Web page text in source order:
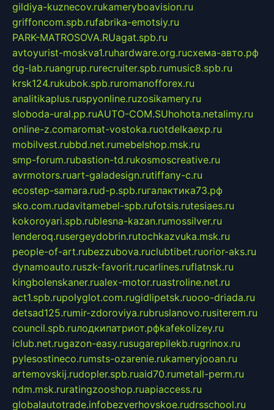
gildiya-kuznecov.rukameryboavision.ru
griffoncom.spb.rufabrika-emotsiy.ru
PARK-MATROSOVA.RUagat.spb.ru
avtoyurist-moskva1.ruhardware.org.ruсхема-авто.рф
dg-lab.ruangrup.rurecruiter.spb.rumusic8.spb.ru
krsk124.rukubok.spb.ruromanofforex.ru
analitikaplus.ruspyonline.ruzosikamery.ru
sloboda-ural.pp.ruAUTO-COM.SUhohota.netalimy.ru
online-z.comaromat-vostoka.ruotdelkaexp.ru
mobilvest.rubbd.net.rumebelshop.msk.ru
smp-forum.rubastion-td.rukosmoscreative.ru
avrmotors.ruart-galadesign.rutiffany-c.ru
ecostep-samara.rud-p.spb.ruгалактика73.рф
sko.com.rudavitamebel-spb.rufotsis.rutesiaes.ru
kokoroyari.spb.rublesna-kazan.rumossilver.ru
lenderoq.rusergeydobrin.rutochkazvuka.msk.ru
people-of-art.rubezzubova.ruclubtibet.ruorior-aks.ru
dynamoauto.ruszk-favorit.rucarlines.ruflatnsk.ru
kingbolenskaner.rualex-motor.ruastroline.net.ru
act1.spb.rupolyglot.com.rugidlipetsk.ruooo-driada.ru
detsad125.rumir-zdoroviya.rubruslanovo.rusiterem.ru
council.spb.ruлодкипатриот.рфkafekolizey.ru
iclub.net.rugazon-easy.rusugarepilekb.rugrinox.ru
pylesostineco.rumsts-ozarenie.rukameryjooan.ru
artemovskij.rudopler.spb.ruaid70.rumetall-perm.ru
ndm.msk.ruratingzooshop.ruapiaccess.ru
globalautotrade.infobezverhovskoe.rudrsschool.ru